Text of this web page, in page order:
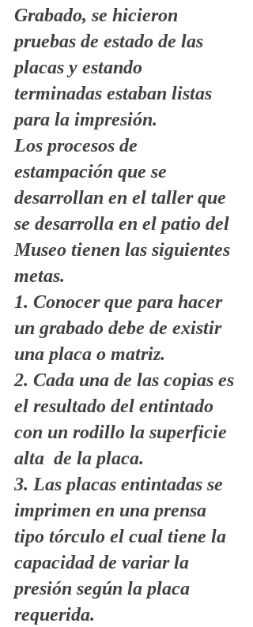
Grabado, se hicieron
pruebas de estado de las
placas y estando
terminadas estaban listas
para la impresión.
Los procesos de
estampación que se
desarrollan en el taller que
se desarrolla en el patio del
Museo tienen las siguientes
metas.
1. Conocer que para hacer
un grabado debe de existir
una placa o matriz.
2. Cada una de las copias es
el resultado del entintado
con un rodillo la superficie
alta  de la placa.
3. Las placas entintadas se
imprimen en una prensa
tipo tórculo el cual tiene la
capacidad de variar la
presión según la placa
requerida.